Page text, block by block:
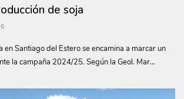
de soja
en Santiago del Estero se encamina a marcar un
la campaña 2024/25. Según la Geol. Mar...